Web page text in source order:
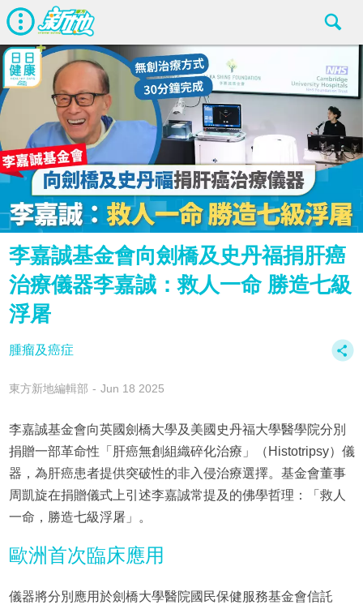
李嘉誠基金會向劍橋及史丹福捐肝癌
治療儀器李嘉誠：救人一命 勝造七級
浮屠
腫瘤及癌症
東方新地編輯部 Jun 18 2025
李嘉誠基金會向英國劍橋大學及美國史丹福大學醫學院分別
捐贈一部革命性「肝癌無創組織碎化治療」（Histotripsy）儀
器，為肝癌患者提供突破性的非入侵治療選擇。基金會董事
周凱旋在捐贈儀式上引述李嘉誠常提及的佛學哲理：「救人
一命，勝造七級浮屠」。
歐洲首次臨床應用
儀器將分別應用於劍橋大學醫院國民保健服務基金會信託